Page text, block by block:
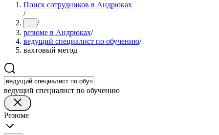
Поиск сотрудников в Андрюках
/
... /
резюме в Андрюках/
ведущий специалист по обучению/
вахтовый метод
ведущий специалист по обучению
Резюме